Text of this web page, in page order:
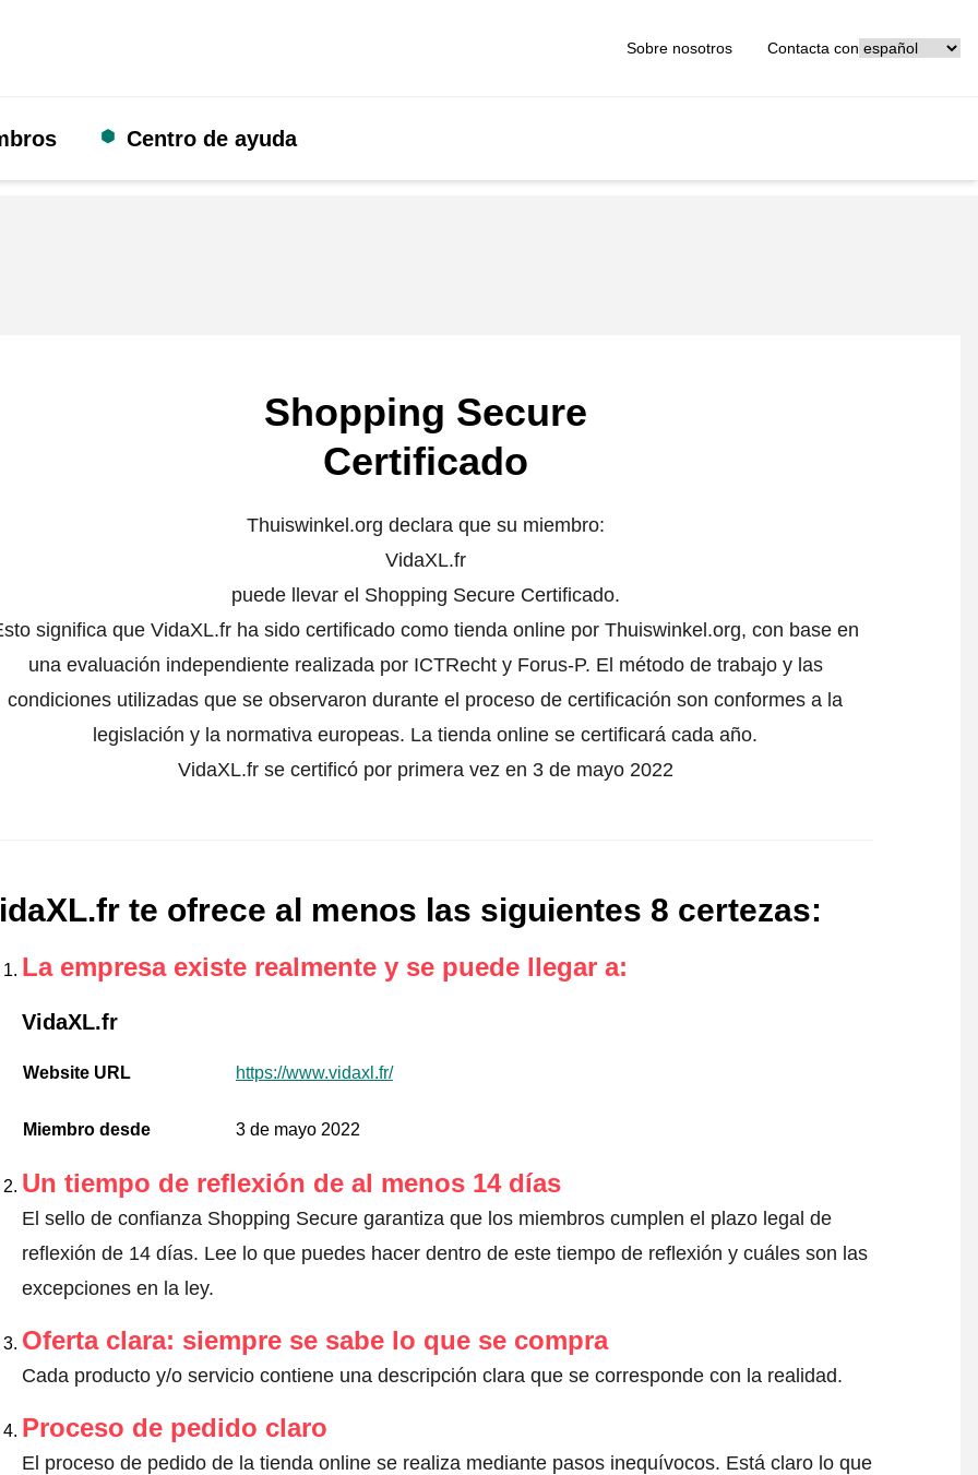
Sobre nosotros Contacta con
Centro de ayuda
Shopping Secure
Certificado
Thuiswinkel.org declara que su miembro:
VidaXL.fr
puede llevar el Shopping Secure Certificado.
significa que VidaXL.fr ha sido certificado como tienda online por Thuiswinkel.org, con base en
una evaluación independiente realizada por ICTRecht y Forus-P. El método de trabajo y las
condiciones utilizadas que se observaron durante el proceso de certificación son conformes a la
legislación y la normativa europeas. La tienda online se certificará cada año.
VidaXL.fr se certificó por primera vez en 3 de mayo 2022
te ofrece al menos las siguientes 8 certezas:
La empresa existe realmente y se puede llegar a:
VidaXL.fr
Website URL https://www.vidaxl.fr/
Miembro desde 3 de mayo 2022
Un tiempo de reflexión de al menos 14 días
El sello de confianza Shopping Secure garantiza que los miembros cumplen el plazo legal de
reflexión de 14 días. Lee lo que puedes hacer dentro de este tiempo de reflexión y cuáles son las
excepciones en la ley.
Oferta clara: siempre se sabe lo que se compra
Cada producto y/o servicio contiene una descripción clara que se corresponde con la realidad.
Proceso de pedido claro
El proceso de pedido de la tienda online se realiza mediante pasos inequívocos. Está claro lo que